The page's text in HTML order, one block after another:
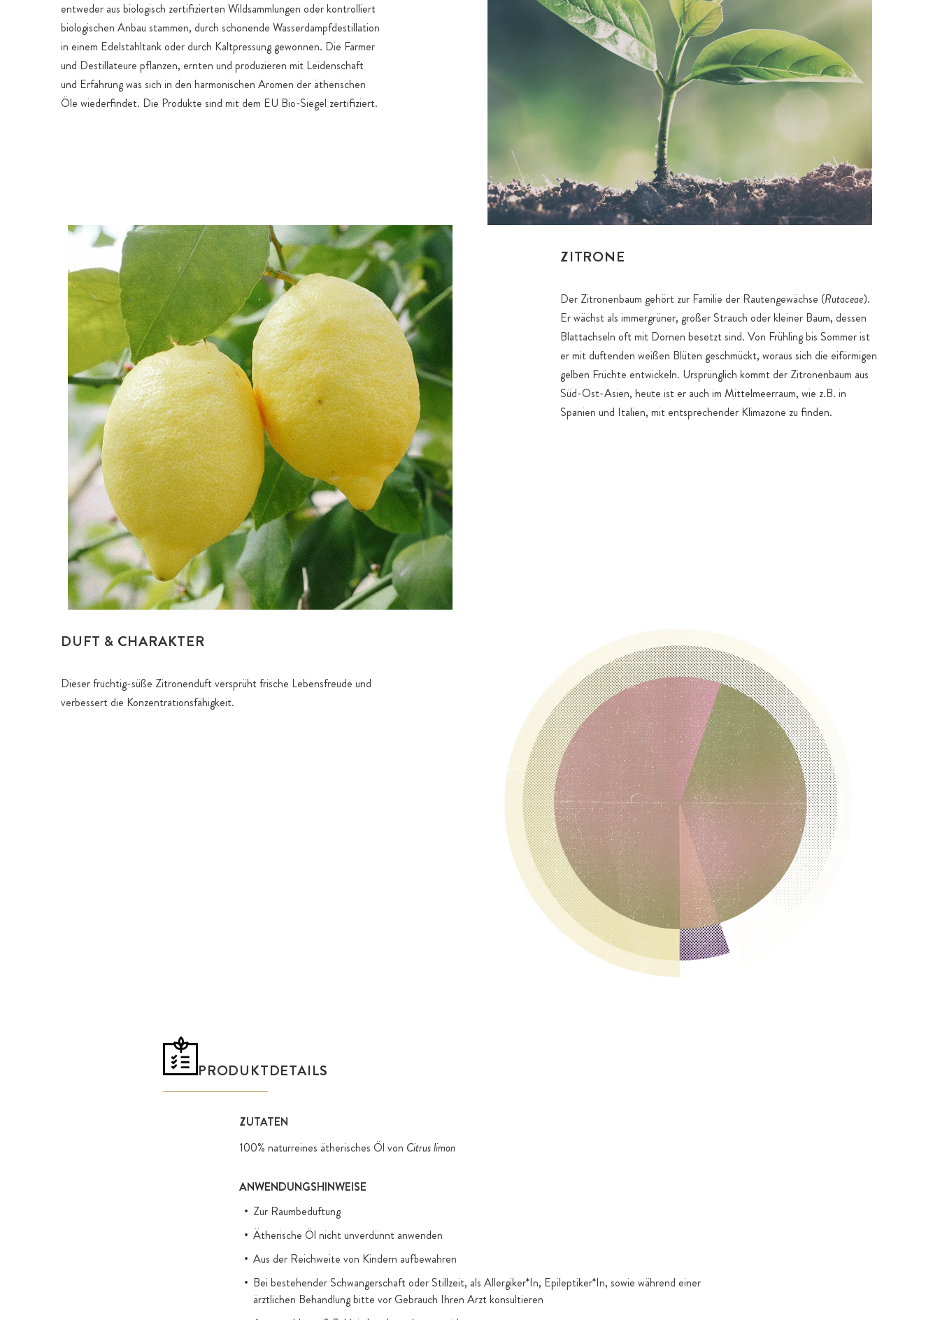
entweder aus biologisch zertifizierten Wildsammlungen oder kontrolliert
biologischen Anbau stammen, durch schonende Wasserdampfdestillation
in einem Edelstahltank oder durch Kaltpressung gewonnen. Die Farmer
und Destillateure pflanzen, ernten und produzieren mit Leidenschaft
und Erfahrung was sich in den harmonischen Aromen der ätherischen
Öle wiederfindet. Die Produkte sind mit dem EU Bio-Siegel zertifiziert.
ZITRONE
Der Zitronenbaum gehört zur Familie der Rautengewächse (Rutaceae).
Er wächst als immergrüner, großer Strauch oder kleiner Baum, dessen
Blattachseln oft mit Dornen besetzt sind. Von Frühling bis Sommer ist
er mit duftenden weißen Blüten geschmückt, woraus sich die eiförmigen
gelben Früchte entwickeln. Ursprünglich kommt der Zitronenbaum aus
Süd-Ost-Asien, heute ist er auch im Mittelmeerraum, wie z.B. in
Spanien und Italien, mit entsprechender Klimazone zu finden.
DUFT & CHARAKTER
Dieser fruchtig-süße Zitronenduft versprüht frische Lebensfreude und
verbessert die Konzentrationsfähigkeit.
PRODUKTDETAILS
ZUTATEN
100% naturreines ätherisches Öl von Citrus limon
ANWENDUNGSHINWEISE
Zur Raumbeduftung
Ätherische Öl nicht unverdünnt anwenden
Aus der Reichweite von Kindern aufbewahren
Bei bestehender Schwangerschaft oder Stillzeit, als Allergiker*In, Epileptiker*In, sowie während einer
ärztlichen Behandlung bitte vor Gebrauch Ihren Arzt konsultieren